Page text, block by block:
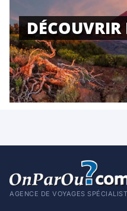
DÉCOUVRIR
AGENCE DE VOYAGES